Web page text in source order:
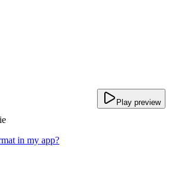
Play preview
in my app?